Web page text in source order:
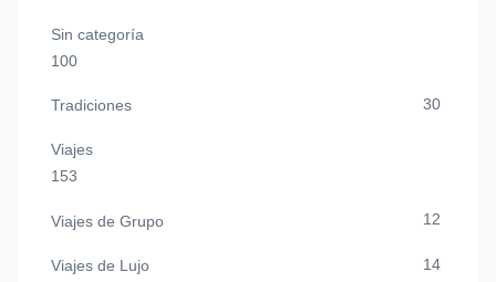
Sin categoría
100
Tradiciones 30
Viajes
153
Viajes de Grupo 12
Viajes de Lujo 14